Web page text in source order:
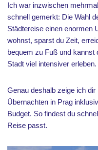
Ich war inzwischen
schnell gemerkt: Die Wahl
Städtereise einen enormen
wohnst, sparst du Zeit,
bequem zu Fuß und kannst
Stadt viel intensiver erleben.
Genau deshalb zeige ich
Übernachten in Prag
Budget. So findest du
Reise passt.